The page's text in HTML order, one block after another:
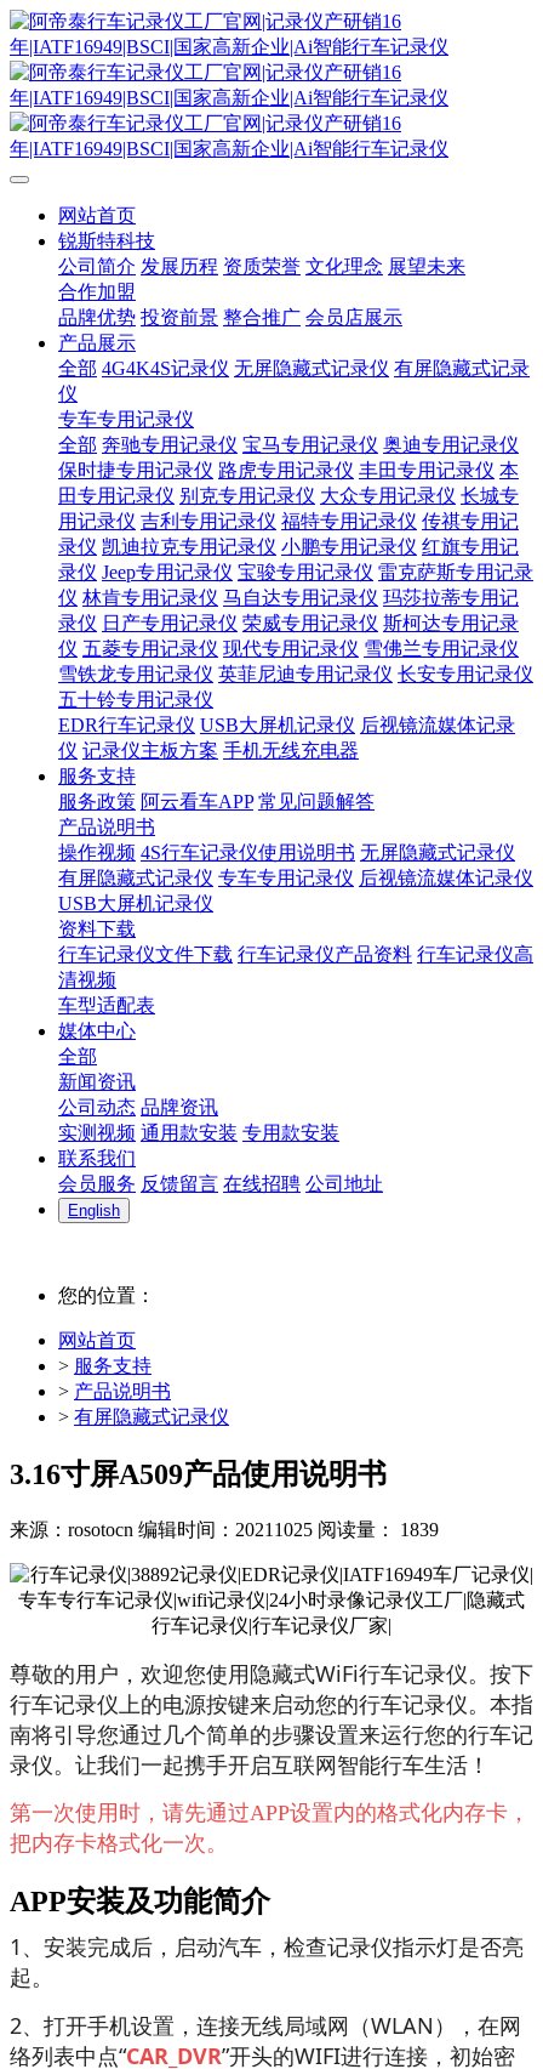
网站首页
锐斯特科技
公司简介 发展历程 资质荣誉 文化理念 展望未来
合作加盟
品牌优势 投资前景 整合推广 会员店展示
产品展示
全部 4G4K4S记录仪 无屏隐藏式记录仪 有屏隐藏式记录
仪
专车专用记录仪
全部 奔驰专用记录仪 宝马专用记录仪 奥迪专用记录仪
保时捷专用记录仪 路虎专用记录仪 丰田专用记录仪 本
田专用记录仪 别克专用记录仪 大众专用记录仪 长城专
用记录仪 吉利专用记录仪 福特专用记录仪 传祺专用记
录仪 凯迪拉克专用记录仪 小鹏专用记录仪 红旗专用记
录仪 Jeep专用记录仪 宝骏专用记录仪 雷克萨斯专用记录
仪 林肯专用记录仪 马自达专用记录仪 玛莎拉蒂专用记
录仪 日产专用记录仪 荣威专用记录仪 斯柯达专用记录
仪 五菱专用记录仪 现代专用记录仪 雪佛兰专用记录仪
雪铁龙专用记录仪 英菲尼迪专用记录仪 长安专用记录仪
五十铃专用记录仪
EDR行车记录仪 USB大屏机记录仪 后视镜流媒体记录
仪 记录仪主板方案 手机无线充电器
服务支持
服务政策 阿云看车APP 常见问题解答
产品说明书
操作视频 4S行车记录仪使用说明书 无屏隐藏式记录仪
有屏隐藏式记录仪 专车专用记录仪 后视镜流媒体记录仪
USB大屏机记录仪
资料下载
行车记录仪文件下载 行车记录仪产品资料 行车记录仪高
清视频
车型适配表
媒体中心
全部
新闻资讯
公司动态 品牌资讯
实测视频 通用款安装 专用款安装
联系我们
会员服务 反馈留言 在线招聘 公司地址
English
您的位置：
网站首页
> 服务支持
> 产品说明书
> 有屏隐藏式记录仪
3.16寸屏A509产品使用说明书
来源：rosotocn 编辑时间：20211025 阅读量： 1839
尊敬的用户，欢迎您使用隐藏式WiFi行车记录仪。按下
行车记录仪上的电源按键来启动您的行车记录仪。本指
南将引导您通过几个简单的步骤设置来运行您的行车记
录仪。让我们一起携手开启互联网智能行车生活！
第一次使用时，请先通过APP设置内的格式化内存卡，
把内存卡格式化一次。
APP安装及功能简介
1、安装完成后，启动汽车，检查记录仪指示灯是否亮
起。
2、打开手机设置，连接无线局域网（WLAN），在网
络列表中点“CAR_DVR”开头的WIFI进行连接，初始密